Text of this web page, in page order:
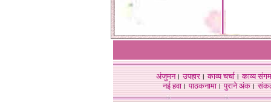
अंजुमन।उपहार।काव्य चर्चा।काव्य संगम
नई हवा। पाठकनामा। पुराने अंक।